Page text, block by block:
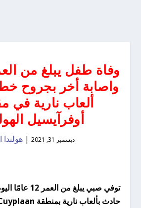
واصابة أخر بجروح
ألعاب نارية في
أوفرآيسيل
ديسمبر 31, 2021 |هولندا
توفي صبي يبلغ من